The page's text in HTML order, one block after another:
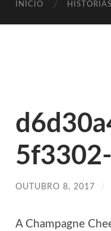
INÍCIO
OUTUBRO 8, 2017 /
A Champagne